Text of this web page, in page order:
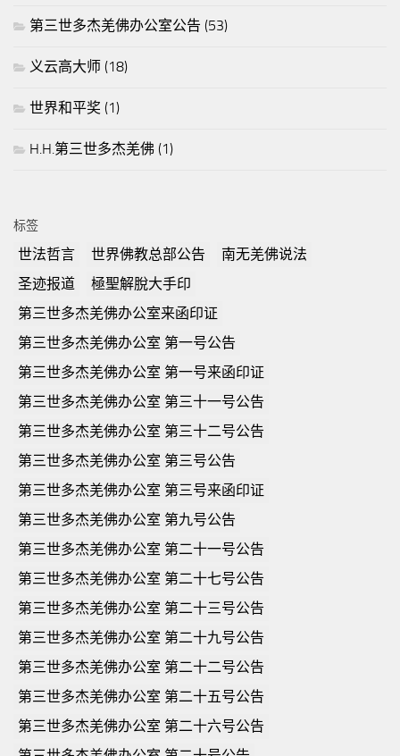
第三世多杰羌佛办公室公告 (53)
义云高大师 (18)
世界和平奖 (1)
H.H.第三世多杰羌佛 (1)
标签
世法哲言 世界佛教总部公告
南无羌佛说法
圣迹报道
極聖解脫大手印
第三世多杰羌佛办公室来函印证
第三世多杰羌佛办公室 第一号公告
第三世多杰羌佛办公室 第一号来函印证
第三世多杰羌佛办公室 第三十一号公告
第三世多杰羌佛办公室 第三十二号公告
第三世多杰羌佛办公室 第三号公告
第三世多杰羌佛办公室 第三号来函印证
第三世多杰羌佛办公室 第九号公告
第三世多杰羌佛办公室 第二十一号公告
第三世多杰羌佛办公室 第二十七号公告
第三世多杰羌佛办公室 第二十三号公告
第三世多杰羌佛办公室 第二十九号公告
第三世多杰羌佛办公室 第二十二号公告
第三世多杰羌佛办公室 第二十五号公告
第三世多杰羌佛办公室 第二十六号公告